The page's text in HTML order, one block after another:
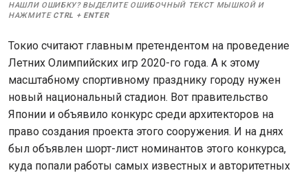
НАШЛИ ОШИБКУ? ВЫДЕЛИТЕ ОШИБОЧНЫЙ ТЕКСТ МЫШКОЙ И
НАЖМИТЕ CTRL + ENTER
Токио считают главным претендентом на проведение
Летних Олимпийских игр 2020-го года. А к этому
масштабному спортивному празднику городу нужен
новый национальный стадион. Вот правительство
Японии и объявило конкурс среди архитекторов на
право создания проекта этого сооружения. И на днях
был объявлен шорт-лист номинантов этого конкурса,
куда попали работы самых известных и авторитетных